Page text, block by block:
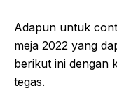
Adapun untuk
meja 2022 yang
berikut ini dengan
tegas.